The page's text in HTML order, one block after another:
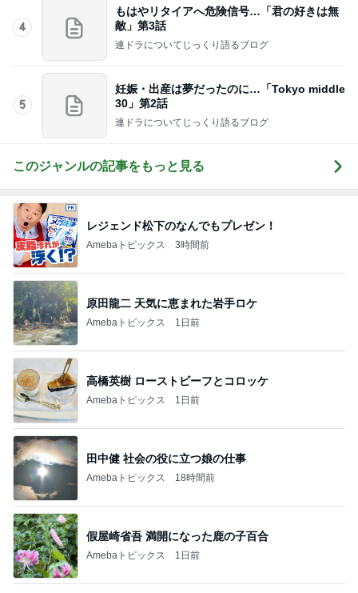
4
もはやリタイアへ危険信号…「君の好きは無
敵」第3話
連ドラについてじっくり語るブログ
5
妊娠・出産は夢だったのに…「Tokyo middle
30」第2話
連ドラについてじっくり語るブログ
このジャンルの記事をもっと見る
レジェンド松下のなんでもプレゼン！
Amebaトピックス 3時間前
原田龍二 天気に恵まれた岩手ロケ
Amebaトピックス 1日前
高橋英樹 ローストビーフとコロッケ
Amebaトピックス 1日前
田中健 社会の役に立つ娘の仕事
Amebaトピックス 18時間前
假屋崎省吾 満開になった鹿の子百合
Amebaトピックス 1日前